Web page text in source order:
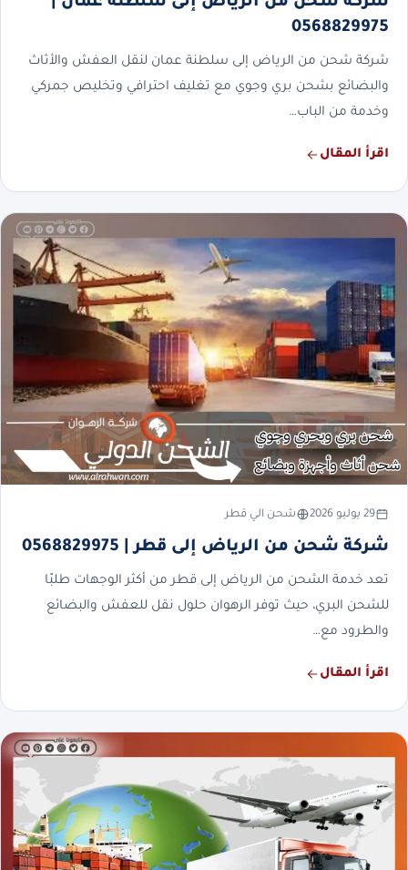
0568829975
شركة شحن من الرياض إلى سلطنة عمان لنقل العفش والأثاث
والبضائع بشحن بري وجوي مع تغليف احترافي وتخليص جمركي
وخدمة من الباب…
اقرأ المقال
29 يوليو 2026 شحن الي قطر
شركة شحن من الرياض إلى قطر | 0568829975
تعد خدمة الشحن من الرياض إلى قطر من أكثر الوجهات طلبًا
للشحن البري، حيث توفر الرهوان حلول نقل للعفش والبضائع
والطرود مع…
اقرأ المقال